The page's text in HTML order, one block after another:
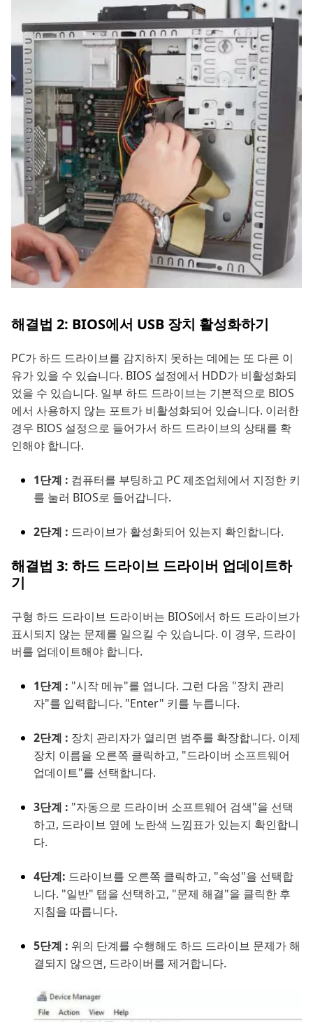
해결법 2: BIOS에서 USB 장치 활성화하기
PC가 하드 드라이브를 감지하지 못하는 데에는 또 다른 이
유가 있을 수 있습니다. BIOS 설정에서 HDD가 비활성화되
었을 수 있습니다. 일부 하드 드라이브는 기본적으로 BIOS
에서 사용하지 않는 포트가 비활성화되어 있습니다. 이러한
경우 BIOS 설정으로 들어가서 하드 드라이브의 상태를 확
인해야 합니다.
1단계 : 컴퓨터를 부팅하고 PC 제조업체에서 지정한 키
를 눌러 BIOS로 들어갑니다.
2단계 : 드라이브가 활성화되어 있는지 확인합니다.
해결법 3: 하드 드라이브 드라이버 업데이트하
기
구형 하드 드라이브 드라이버는 BIOS에서 하드 드라이브가
표시되지 않는 문제를 일으킬 수 있습니다. 이 경우, 드라이
버를 업데이트해야 합니다.
1단계 : "시작 메뉴"를 엽니다. 그런 다음 "장치 관리
자"를 입력합니다. "Enter" 키를 누릅니다.
2단계 : 장치 관리자가 열리면 범주를 확장합니다. 이제
장치 이름을 오른쪽 클릭하고, "드라이버 소프트웨어
업데이트"를 선택합니다.
3단계 : "자동으로 드라이버 소프트웨어 검색"을 선택
하고, 드라이브 옆에 노란색 느낌표가 있는지 확인합니
다.
4단계: 드라이브를 오른쪽 클릭하고, "속성"을 선택합
니다. "일반" 탭을 선택하고, "문제 해결"을 클릭한 후
지침을 따릅니다.
5단계 : 위의 단계를 수행해도 하드 드라이브 문제가 해
결되지 않으면, 드라이버를 제거합니다.